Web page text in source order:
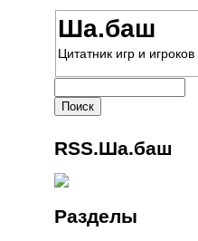
Ша.баш
Цитатник игр и игроков
RSS.Ша.баш
Разделы